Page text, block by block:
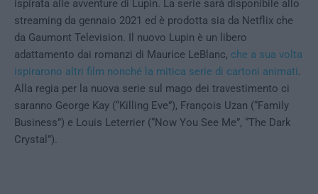
ispirata alle avventure di Lupin. La serie sarà disponibile allo
streaming da gennaio 2021 ed è prodotta sia da Netflix che
da Gaumont Television. Il nuovo Lupin è un libero
adattamento dai romanzi di Maurice LeBlanc, che a sua volta
ispirarono altri film nonché la mitica serie di cartoni animati
Alla regia per la nuova serie sul mago dei travestimento ci
saranno George Kay (“Killing Eve”), François Uzan (“Family
Business”) e Louis Leterrier (“Now You See Me”, “The Dark
Crystal”).